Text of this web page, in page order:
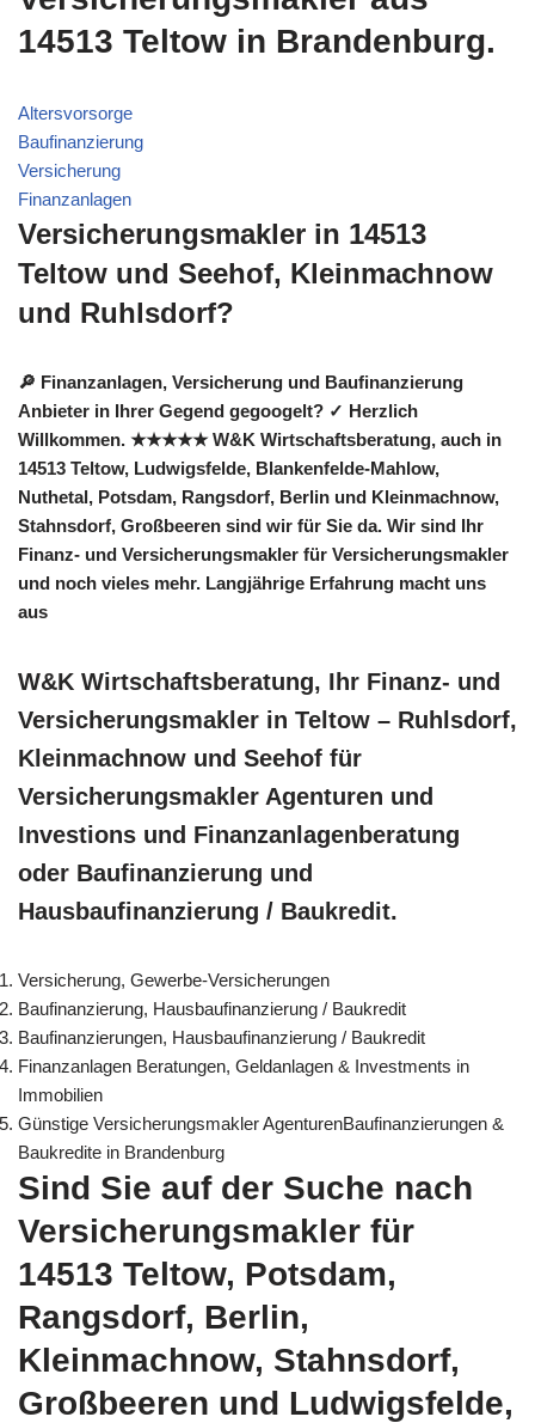
14513 Teltow in Brandenburg.
Altersvorsorge
Baufinanzierung
Versicherung
Finanzanlagen
Versicherungsmakler in 14513
Teltow und Seehof, Kleinmachnow
und Ruhlsdorf?
🔎 Finanzanlagen, Versicherung und Baufinanzierung
Anbieter in Ihrer Gegend gegoogelt? ✓ Herzlich
Willkommen. ★★★★★ W&K Wirtschaftsberatung, auch in
14513 Teltow, Ludwigsfelde, Blankenfelde-Mahlow,
Nuthetal, Potsdam, Rangsdorf, Berlin und Kleinmachnow,
Stahnsdorf, Großbeeren sind wir für Sie da. Wir sind Ihr
Finanz- und Versicherungsmakler für Versicherungsmakler
und noch vieles mehr. Langjährige Erfahrung macht uns
aus
W&K Wirtschaftsberatung, Ihr Finanz- und
Versicherungsmakler in Teltow – Ruhlsdorf,
Kleinmachnow und Seehof für
Versicherungsmakler Agenturen und
Investions und Finanzanlagenberatung
oder Baufinanzierung und
Hausbaufinanzierung / Baukredit.
Versicherung, Gewerbe-Versicherungen
Baufinanzierung, Hausbaufinanzierung / Baukredit
Baufinanzierungen, Hausbaufinanzierung / Baukredit
Finanzanlagen Beratungen, Geldanlagen & Investments in
Immobilien
Günstige Versicherungsmakler AgenturenBaufinanzierungen &
Baukredite in Brandenburg
Sind Sie auf der Suche nach
Versicherungsmakler für
14513 Teltow, Potsdam,
Rangsdorf, Berlin,
Kleinmachnow, Stahnsdorf,
Großbeeren und Ludwigsfelde,